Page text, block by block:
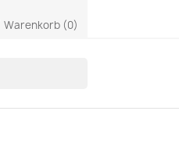
Warenkorb (0)